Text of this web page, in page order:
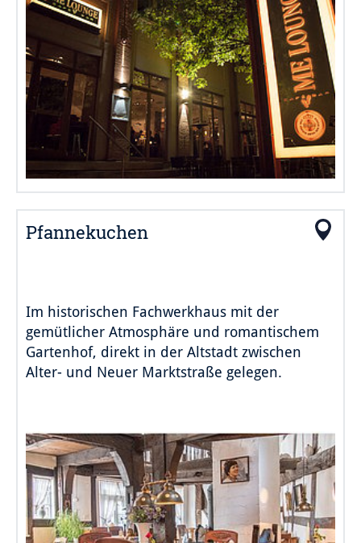
Pfannekuchen
Im historischen Fachwerkhaus mit der
gemütlicher Atmosphäre und romantischem
Gartenhof, direkt in der Altstadt zwischen
Alter- und Neuer Marktstraße gelegen.